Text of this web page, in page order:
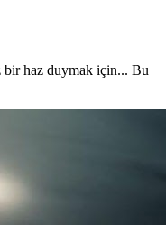
bir haz duymak için... Bu